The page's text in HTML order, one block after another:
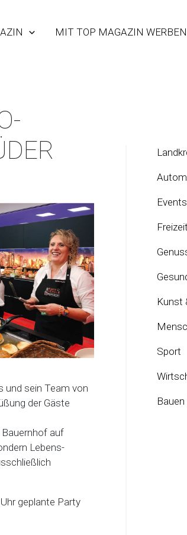
MIT TOP MAGAZIN WERBEN
und sein Team von
der Gäste
auf
Lebens-
geplante Party
Events
Kunst
Sport